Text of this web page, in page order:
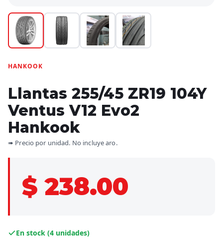
HANKOOK
Llantas 255/45 ZR19 104Y
Ventus V12 Evo2
Hankook
➠ Precio por unidad. No incluye aro.
$ 238.00
En stock (4 unidades)